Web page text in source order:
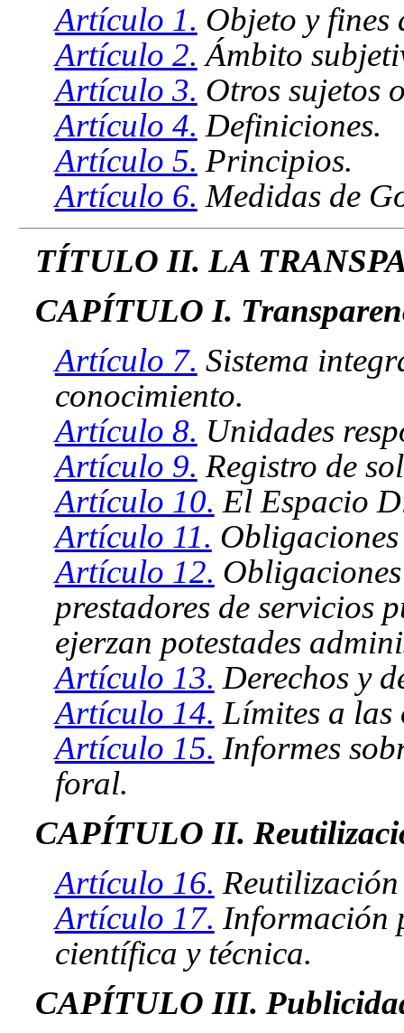
Artículo 1. Objeto y fines
Artículo 2. Ámbito
Artículo 3. Otros sujetos
Artículo 4. Definiciones.
Artículo 5. Principios.
Artículo 6. Medidas de
TÍTULO II. LA
CAPÍTULO I.
Artículo 7. Sistema
conocimiento.
Artículo 8. Unidades
Artículo 9. Registro de
Artículo 10. El Espacio
Artículo 11.
Artículo 12.
prestadores de servicios
ejerzan potestades
Artículo 13. Derechos y
Artículo 14. Límites a las
Artículo 15. Informes
foral.
CAPÍTULO II.
Artículo 16.
Artículo 17. Información
científica y técnica.
CAPÍTULO III.